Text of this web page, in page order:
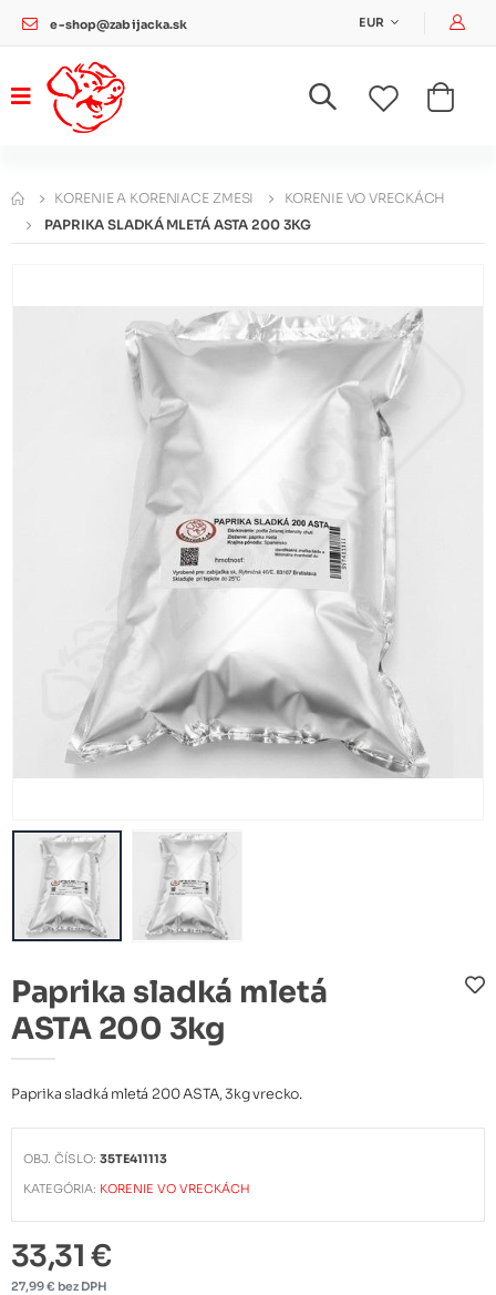
e-shop@zabijacka.sk EUR
KORENIE A KORENIACE ZMESI
KORENIE VO VRECKÁCH
PAPRIKA SLADKÁ MLETÁ ASTA 200 3KG
Paprika sladká mletá
ASTA 200 3kg
Paprika sladká mletá 200 ASTA, 3kg vrecko.
OBJ. ČÍSLO:35TE411113
KATEGÓRIA: KORENIE VO VRECKÁCH
33,31 €
27,99 € bez DPH